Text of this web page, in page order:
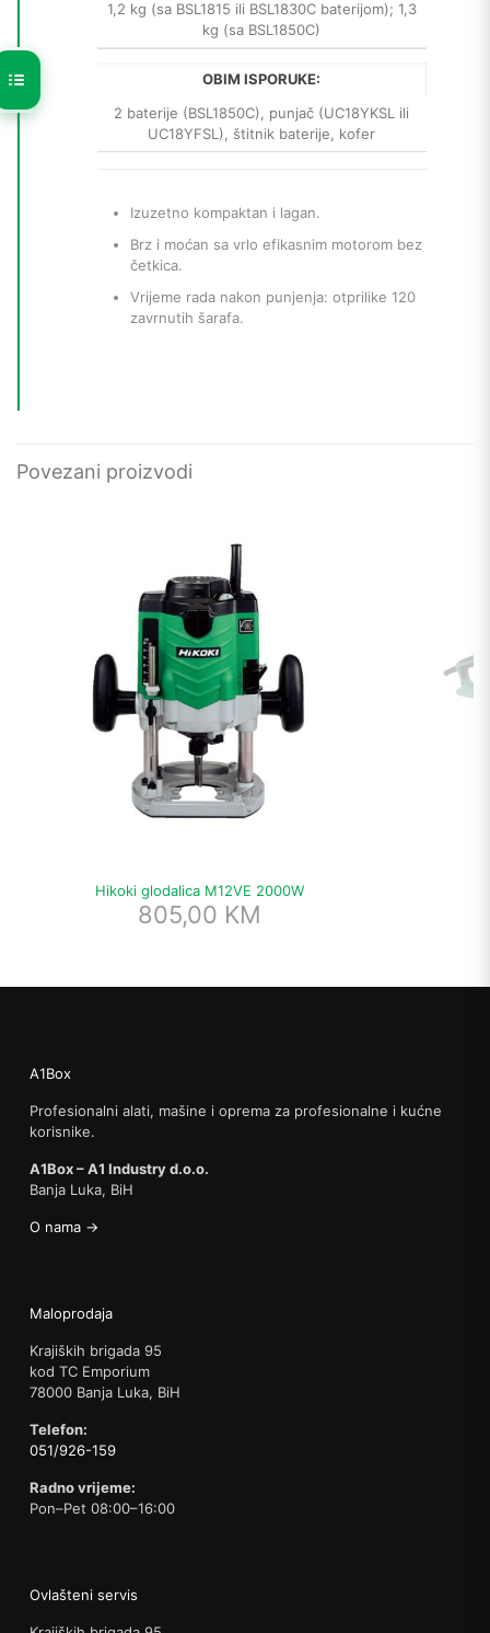
1,2 kg (sa BSL1815 ili BSL1830C baterijom); 1,3
kg (sa BSL1850C)
OBIM ISPORUKE:
2 baterije (BSL1850C), punjač (UC18YKSL ili
UC18YFSL), štitnik baterije, kofer
Izuzetno kompaktan i lagan.
Brz i moćan sa vrlo efikasnim motorom bez
četkica.
Vrijeme rada nakon punjenja: otprilike 120
zavrnutih šarafa.
Povezani proizvodi
Hikoki glodalica M12VE 2000W
805,00 KM
A1Box
Profesionalni alati, mašine i oprema za profesionalne i kućne
korisnike.
A1Box – A1 Industry d.o.o.
Banja Luka, BiH
O nama →
Maloprodaja
Krajiških brigada 95
kod TC Emporium
78000 Banja Luka, BiH
Telefon:
051/926-159
Radno vrijeme:
Pon–Pet 08:00–16:00
Ovlašteni servis